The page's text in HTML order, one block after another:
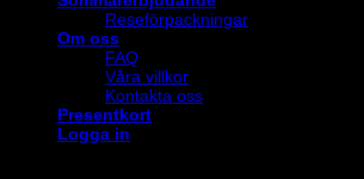
Reseförpackningar
Om oss
FAQ
Våra villkor
Kontakta oss
Presentkort
Logga in